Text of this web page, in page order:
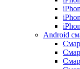
Android